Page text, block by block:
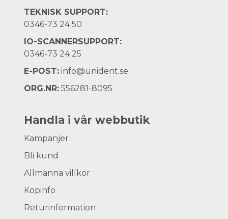
TEKNISK SUPPORT:
0346-73 24 50
IO-SCANNERSUPPORT:
0346-73 24 25
E-POST: info@unident.se
ORG.NR: 556281-8095
Handla i vår webbutik
Kampanjer
Bli kund
Allmänna villkor
Köpinfo
Returinformation